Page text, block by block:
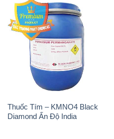
Thuốc Tím – KMNO4 Black
Diamond Ấn Độ India